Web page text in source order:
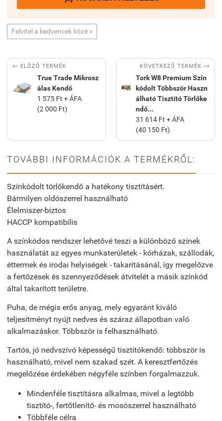
Felvitel a kedvencek közé »
 ELŐZŐ TERMÉK
True Trade Mikrosz
álas Kendő
1 575 Ft + ÁFA
(2 000 Ft)
KÖVETKEZŐ TERMÉK 
Tork W8 Premium Szín
kódolt Többször Haszn
álható Tisztító Törlőke
ndő...
31 614 Ft + ÁFA
(40 150 Ft)
TOVÁBBI INFORMÁCIÓK A TERMÉKRŐL:
Színkódolt törlőkendő a hatékony tisztításért.
Bármilyen oldószerrel használható
Élelmiszer-biztos
HACCP kompatibilis
A színkódos rendszer lehetővé teszi a különböző színek
használatát az egyes munkaterületek - kórházak, szállodák,
éttermek és irodai helyiségek - takarításánál, így megelőzve
a fertőzések és szennyeződések átvitelét a másik színkód
által takarított területre.
Puha, de mégis erős anyag, mely egyaránt kiváló
teljesítményt nyújt nedves és száraz állapotban való
alkalmazáskor. Többször is felhasználható.
Tartós, jó nedvszívó képességű tisztítókendő: többször is
használható, mivel nem szakad szét. A keresztfertőzés
megelőzése érdekében négyféle színben forgalmazzuk.
Mindenféle tisztításra alkalmas, mivel a legtöbb
tisztító-, fertőtlenítő- és mosószerrel használható
Többféle célra